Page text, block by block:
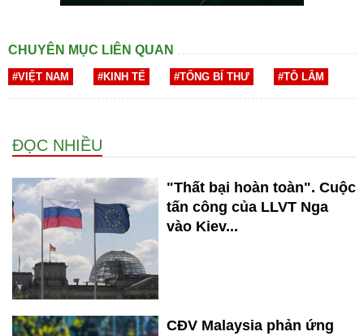
CHUYÊN MỤC LIÊN QUAN
#VIỆT NAM #KINH TẾ #TỔNG BÍ THƯ #TÔ LÂM
ĐỌC NHIỀU
"Thất bại hoàn toàn". Cuộc
tấn công của LLVT Nga
vào Kiev...
CĐV Malaysia phản ứng